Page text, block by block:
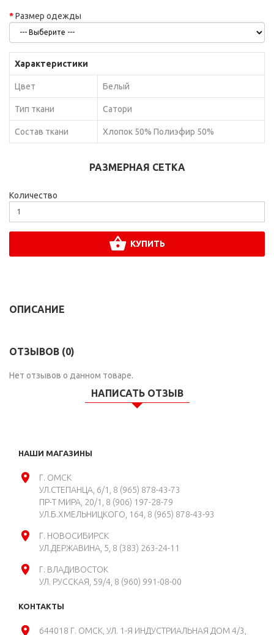
Размер одежды
Характеристики
Цвет Белый
Тип ткани Сатори
Состав ткани Хлопок 50% Полиэфир 50%
РАЗМЕРНАЯ СЕТКА
Количество
КУПИТЬ
ОПИСАНИЕ
ОТЗЫВОВ (0)
Нет отзывов о данном товаре.
НАПИСАТЬ ОТЗЫВ
НАШИ МАГАЗИНЫ
Г. ОМСК
УЛ.СТЕПАНЦА, 6/1
8 (965) 878-43-73
ПР-Т МИРА, 20/1
8 (906) 197-28-79
УЛ.Б.ХМЕЛЬНИЦКОГО, 164 8 (965) 878-43-93
Г. НОВОСИБИРСК
УЛ.ДЕРЖАВИНА, 5 8 (383) 263-24-11
Г. ВЛАДИВОСТОК
УЛ. РУССКАЯ, 59/4 8 (960) 991-08-00
КОНТАКТЫ
644018 Г. ОМСК, УЛ. 1-Я ИНДУСТРИАЛЬНАЯ ДОМ 4/3,